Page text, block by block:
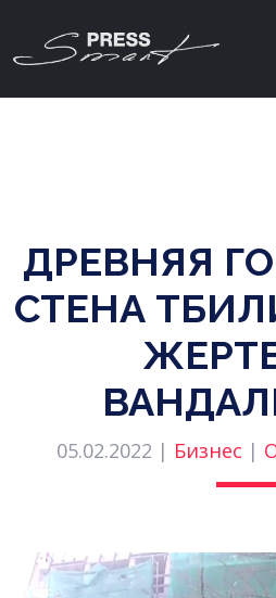
ДРЕВНЯЯ
СТЕНА
05.02.2022 | Бизнес |